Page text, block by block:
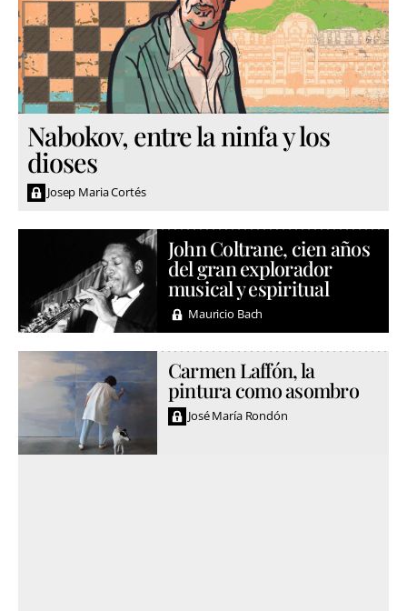
Nabokov, entre la ninfa y los
dioses
Josep Maria Cortés
John Coltrane, cien años
del gran explorador
musical y espiritual
Mauricio Bach
Carmen Laffón, la
pintura como asombro
José María Rondón